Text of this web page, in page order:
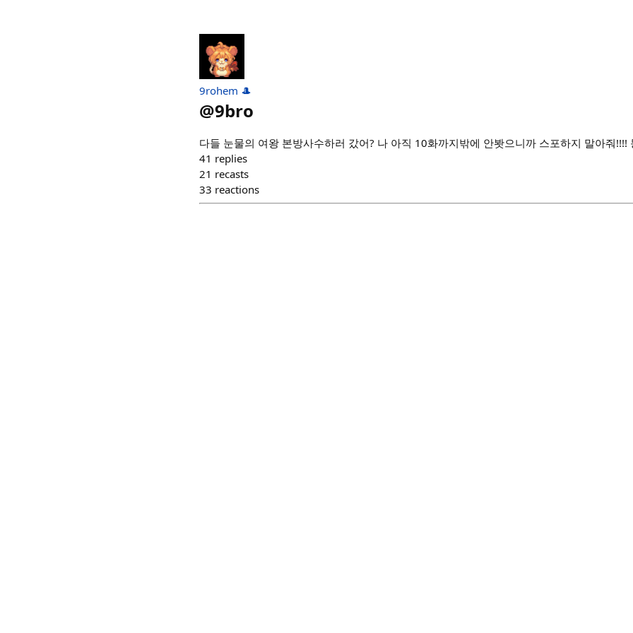
9rohem 🎩
@9bro
다들 눈물의 여왕 본방사수하러 갔어? 나 아직 10화까지밖에 안봣으니까 스포하지 말아줘!!!!
41 replies
21 recasts
33 reactions